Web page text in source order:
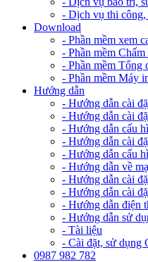
- Dịch vụ thi công,
Download
- Phần mềm xem
- Phần mềm
- Phần mềm Tổng
- Phần mềm Máy
Hướng dẫn
- Hướng dẫn cài
- Hướng dẫn cài
- Hướng dẫn cấu
- Hướng dẫn cài
- Hướng dẫn cấu
- Hướng dẫn về
- Hướng dẫn cài
- Hướng dẫn cài
- Hướng dẫn điện
- Hướng dẫn sử
- Tài liệu
- Cài đặt, sử dụng
0987 982 782